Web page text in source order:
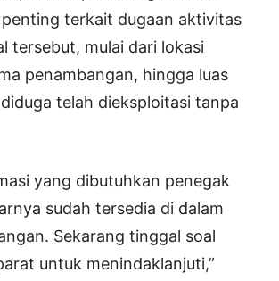
terkait dugaan aktivitas
tersebut, mulai dari lokasi
penambangan, hingga luas
telah dieksploitasi tanpa
yang dibutuhkan penegak
sudah tersedia di dalam
Sekarang tinggal soal
untuk menindaklanjuti,”